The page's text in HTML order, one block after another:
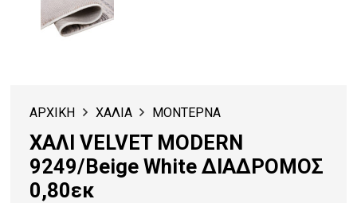
ΑΡΧΙΚΗ ΧΑΛΙΑ ΜΟΝΤΕΡΝΑ
ΧΑΛΙ VELVET MODERN
9249/Beige White ΔΙΑΔΡΟΜΟΣ
0,80εκ